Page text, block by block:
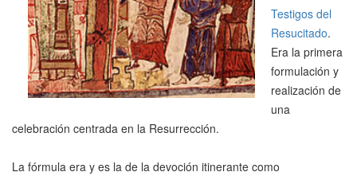
Testigos del
Resucitado.
Era la primera
formulación y
realización de
una
celebración centrada en la Resurrección.
La fórmula era y es la de la devoción itinerante como